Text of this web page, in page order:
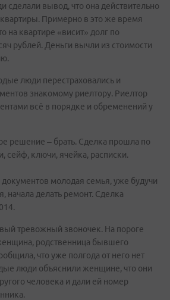
сделали вывод, что она действительно
Примерно в это же время
на квартире «висит» долг по
рублей. Деньги вычли из стоимости
люди перестраховались и
знакомому риелтору. Риелтор
всё в порядке и обременений у
решение – брать. Сделка прошла по
сейф, ключи, ячейка, расписки.
молодая семья, уже будучи
начала делать ремонт. Сделка
тревожный звоночек. На пороге
родственница бывшего
что уже полгода от него нет
люди объяснили женщине, что они
человека и дали ей номер